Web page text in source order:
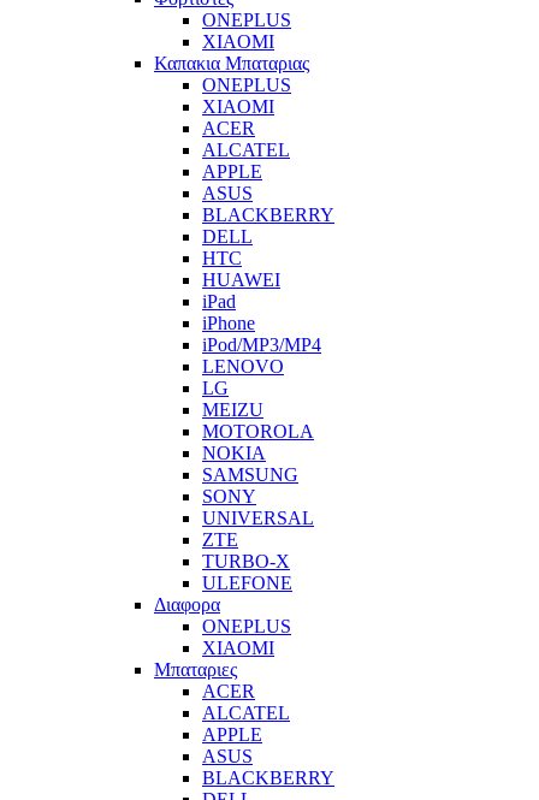
ONEPLUS
XIAOMI
Καπακια Μπαταριας
ONEPLUS
XIAOMI
ACER
ALCATEL
APPLE
ASUS
BLACKBERRY
DELL
HTC
HUAWEI
iPad
iPhone
iPod/MP3/MP4
LENOVO
LG
MEIZU
MOTOROLA
NOKIA
SAMSUNG
SONY
UNIVERSAL
ZTE
TURBO-X
ULEFONE
Διαφορα
ONEPLUS
XIAOMI
Μπαταριες
ACER
ALCATEL
APPLE
ASUS
BLACKBERRY